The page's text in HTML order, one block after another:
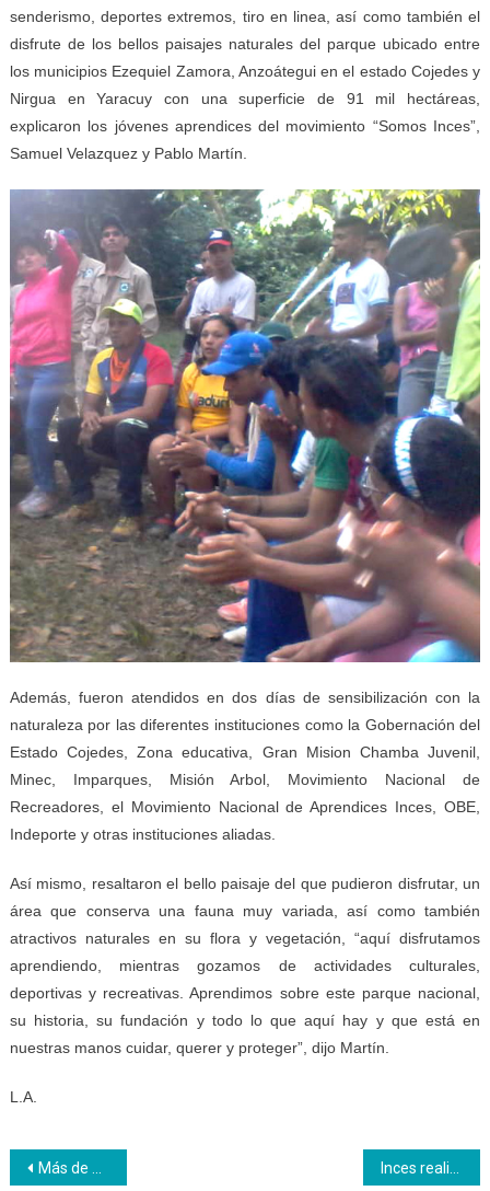
senderismo, deportes extremos, tiro en linea, así como también el
disfrute de los bellos paisajes naturales del parque ubicado entre
los municipios Ezequiel Zamora, Anzoátegui en el estado Cojedes y
Nirgua en Yaracuy con una superficie de 91 mil hectáreas,
explicaron los jóvenes aprendices del movimiento “Somos Inces”,
Samuel Velazquez y Pablo Martín.
Además, fueron atendidos en dos días de sensibilización con la
naturaleza por las diferentes instituciones como la Gobernación del
Estado Cojedes, Zona educativa, Gran Mision Chamba Juvenil,
Minec, Imparques, Misión Arbol, Movimiento Nacional de
Recreadores, el Movimiento Nacional de Aprendices Inces, OBE,
Indeporte y otras instituciones aliadas.
Así mismo, resaltaron el bello paisaje del que pudieron disfrutar, un
área que conserva una fauna muy variada, así como también
atractivos naturales en su flora y vegetación, “aquí disfrutamos
aprendiendo, mientras gozamos de actividades culturales,
deportivas y recreativas. Aprendimos sobre este parque nacional,
su historia, su fundación y todo lo que aquí hay y que está en
nuestras manos cuidar, querer y proteger”, dijo Martín.
L.A.
Navegación
Más de 200 participantes recibirán cursos intensivos en el CFSP Comercio Maracay